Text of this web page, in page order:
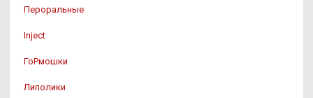
Пероральные
Inject
ГоРмошки
Липолики